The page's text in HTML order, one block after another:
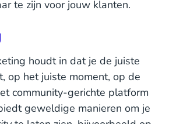
te zijn voor jouw klanten.
houdt in dat je de juiste
op het juiste moment, op de
community-gerichte platform
geweldige manieren om je